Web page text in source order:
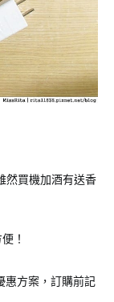
然買機加酒有送香
！
方案，訂購前記